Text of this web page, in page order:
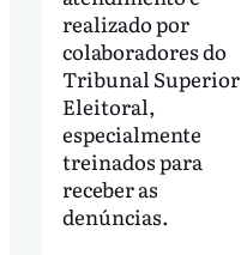
realizado por
colaboradores do
Tribunal Superior
Eleitoral,
especialmente
treinados para
receber as
denúncias.